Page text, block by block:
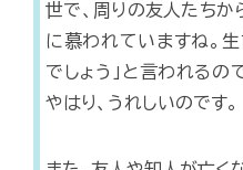
世で、周りの友人たちか
に慕われていますね。
でしょう」と言われるの
やはり、うれしいのです。